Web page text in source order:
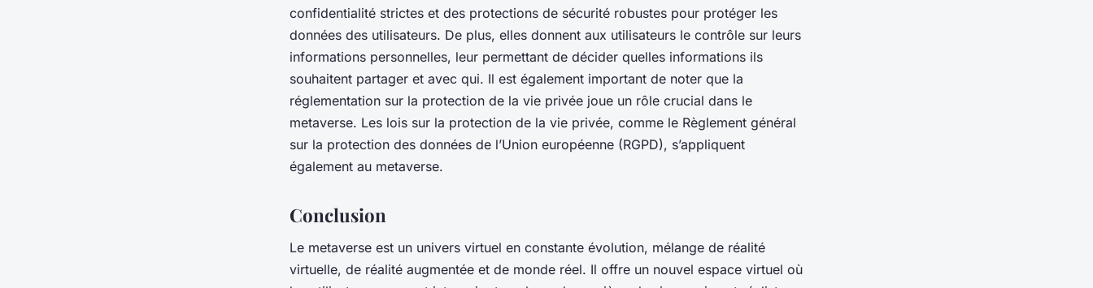
confidentialité strictes et des protections de sécurité robustes pour protéger les
données des utilisateurs. De plus, elles donnent aux utilisateurs le contrôle sur leurs
informations personnelles, leur permettant de décider quelles informations ils
souhaitent partager et avec qui. Il est également important de noter que la
réglementation sur la protection de la vie privée joue un rôle crucial dans le
metaverse. Les lois sur la protection de la vie privée, comme le Règlement général
sur la protection des données de l’Union européenne (RGPD), s’appliquent
également au metaverse.
Conclusion
Le metaverse est un univers virtuel en constante évolution, mélange de réalité
virtuelle, de réalité augmentée et de monde réel. Il offre un nouvel espace virtuel où